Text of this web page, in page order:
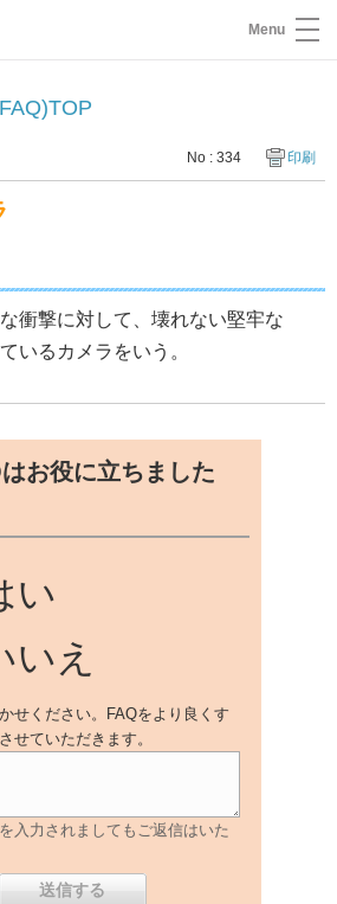
Menu
No : 334 印刷
衝撃に対して、壊れない堅牢な
いるカメラをいう。
お役に立ちました
い
いえ
せください。FAQをより良くす
せていただきます。
入力されましてもご返信はいた